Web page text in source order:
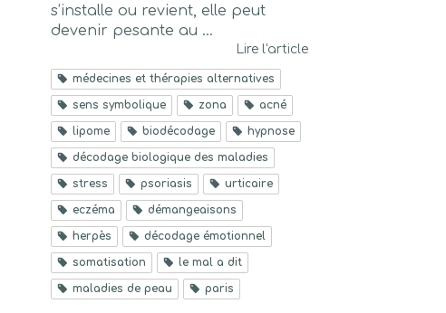
s’installe ou revient, elle peut
devenir pesante au ...
Lire l'article
médecines et thérapies alternatives
sens symbolique zona acné
lipome biodécodage hypnose
décodage biologique des maladies
stress psoriasis urticaire
eczéma démangeaisons
herpès décodage émotionnel
somatisation le mal a dit
maladies de peau paris